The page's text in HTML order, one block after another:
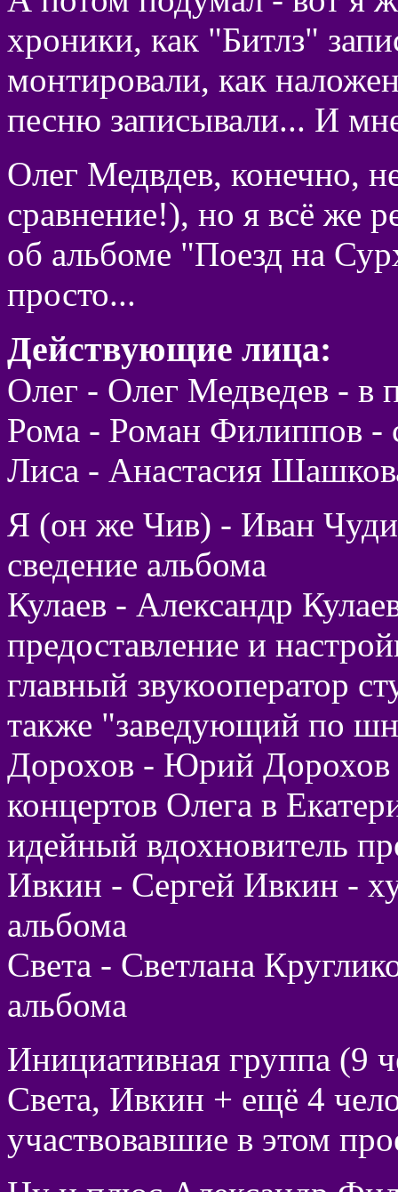
хроники, как "Битлз"
монтировали, как
песню записывали... И
Олег Медвдев, конечно,
сравнение!), но я всё же
об альбоме "Поезд на
просто...
Действующие лица:
Олег - Олег Медведев - в
Рома - Роман Филиппов -
Лиса - Анастасия
Я (он же Чив) - Иван
сведение альбома
Кулаев - Александр
предоставление и
главный звукооператор
также "заведующий по
Дорохов - Юрий Дорохов
концертов Олега в
идейный вдохновитель
Ивкин - Сергей Ивкин -
альбома
Света - Светлана
альбома
Инициативная группа (9
Света, Ивкин + ещё 4
участвовавшие в этом